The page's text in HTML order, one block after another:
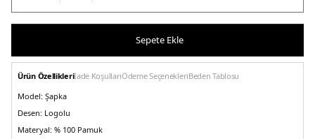
Sepete Ekle
Ürün Özellikleriİade KoşullarıÖdeme SeçenekleriBeden Tablosu
Model: Şapka
Desen: Logolu
Materyal: % 100 Pamuk